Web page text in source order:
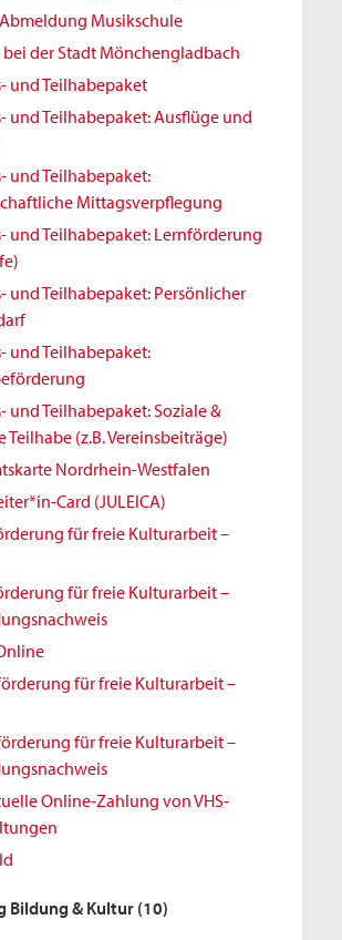
Musikschule
der Stadt Mönchengladbach
und Teilhabepaket
und Teilhabepaket: Ausflüge und
und Teilhabepaket:
Mittagsverpflegung
und Teilhabepaket: Lernförderung
und Teilhabepaket: Persönlicher
und Teilhabepaket:
und Teilhabepaket: Soziale &
Teilhabe (z.B. Vereinsbeiträge)
Nordrhein-Westfalen
Card (JULEICA)
für freie Kulturarbeit –
für freie Kulturarbeit –
für freie Kulturarbeit –
für freie Kulturarbeit –
Online-Zahlung von VHS-
Bildung & Kultur (10)